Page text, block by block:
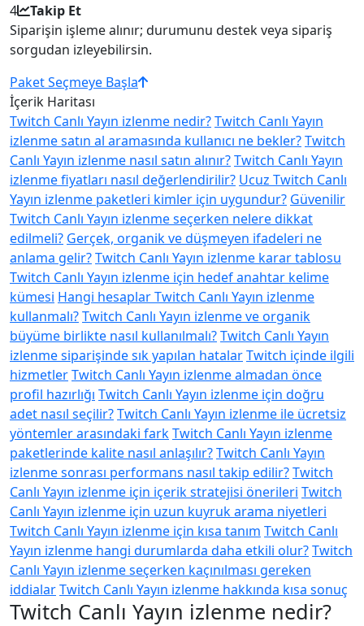
4
Takip Et
Siparişin işleme alınır; durumunu destek veya sipariş
sorgudan izleyebilirsin.
Paket Seçmeye Başla
İçerik Haritası
Twitch Canlı Yayın izlenme nedir?Twitch Canlı Yayın
izlenme satın al aramasında kullanıcı ne bekler?Twitch
Canlı Yayın izlenme nasıl satın alınır?Twitch Canlı Yayın
izlenme fiyatları nasıl değerlendirilir? Ucuz Twitch Canlı
Yayın izlenme paketleri kimler için uygundur? Güvenilir
Twitch Canlı Yayın izlenme seçerken nelere dikkat
edilmeli? Gerçek, organik ve düşmeyen ifadeleri ne
anlama gelir?Twitch Canlı Yayın izlenme karar tablosu
Twitch Canlı Yayın izlenme için hedef anahtar kelime
kümesi Hangi hesaplar Twitch Canlı Yayın izlenme
kullanmalı?Twitch Canlı Yayın izlenme ve organik
büyüme birlikte nasıl kullanılmalı?Twitch Canlı Yayın
izlenme siparişinde sık yapılan hatalarTwitch içinde ilgili
hizmetlerTwitch Canlı Yayın izlenme almadan önce
profil hazırlığı Twitch Canlı Yayın izlenme için doğru
adet nasıl seçilir?Twitch Canlı Yayın izlenme ile ücretsiz
yöntemler arasındaki farkTwitch Canlı Yayın izlenme
paketlerinde kalite nasıl anlaşılır?Twitch Canlı Yayın
izlenme sonrası performans nasıl takip edilir?Twitch
Canlı Yayın izlenme için içerik stratejisi önerileri Twitch
Canlı Yayın izlenme için uzun kuyruk arama niyetleri
Twitch Canlı Yayın izlenme için kısa tanım Twitch Canlı
Yayın izlenme hangi durumlarda daha etkili olur?Twitch
Canlı Yayın izlenme seçerken kaçınılması gereken
iddialarTwitch Canlı Yayın izlenme hakkında kısa sonuç
Twitch Canlı Yayın izlenme nedir?